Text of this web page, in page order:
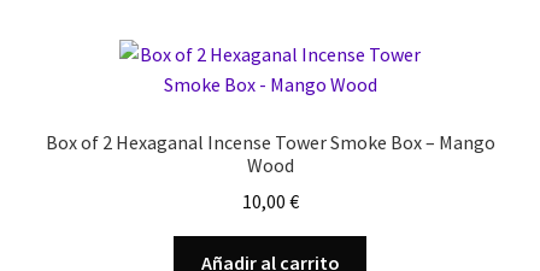
Box of 2 Hexaganal Incense Tower Smoke Box – Mango
Wood
10,00 €
Añadir al carrito